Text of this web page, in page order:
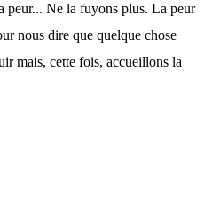
peur... Ne la fuyons plus. La peur
nous dire que quelque chose
mais, cette fois, accueillons la